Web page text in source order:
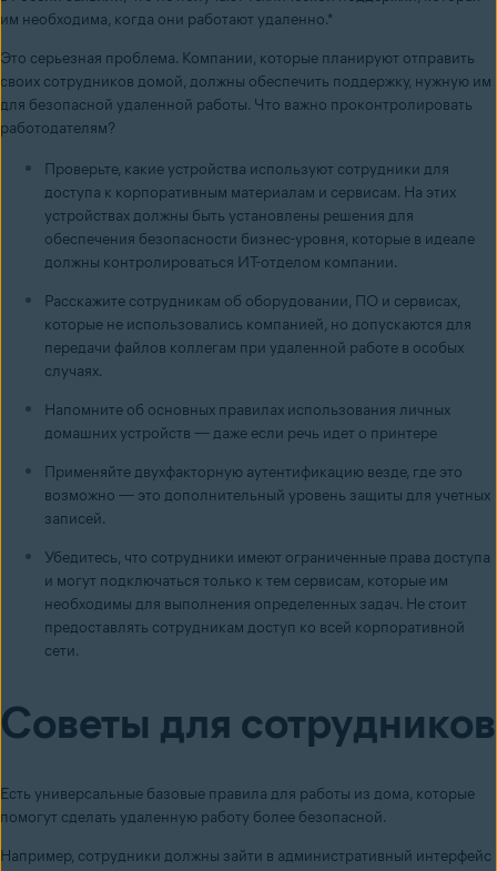
им необходима, когда они работают удаленно.*
Это серьезная проблема. Компании, которые планируют отправить
своих сотрудников домой, должны обеспечить поддержку, нужную им
для безопасной удаленной работы. Что важно проконтролировать
работодателям?
Проверьте, какие устройства используют сотрудники для
доступа к корпоративным материалам и сервисам. На этих
устройствах должны быть установлены решения для
обеспечения безопасности бизнес-уровня, которые в идеале
должны контролироваться ИТ-отделом компании.
Расскажите сотрудникам об оборудовании, ПО и сервисах,
которые не использовались компанией, но допускаются для
передачи файлов коллегам при удаленной работе в особых
случаях.
Напомните об основных правилах использования личных
домашних устройств — даже если речь идет о принтере
Применяйте двухфакторную аутентификацию везде, где это
возможно — это дополнительный уровень защиты для учетных
записей.
Убедитесь, что сотрудники имеют ограниченные права доступа
и могут подключаться только к тем сервисам, которые им
необходимы для выполнения определенных задач. Не стоит
предоставлять сотрудникам доступ ко всей корпоративной
сети.
Советы для сотрудников
Есть универсальные базовые правила для работы из дома, которые
помогут сделать удаленную работу более безопасной.
Например, сотрудники должны зайти в административный интерфейс